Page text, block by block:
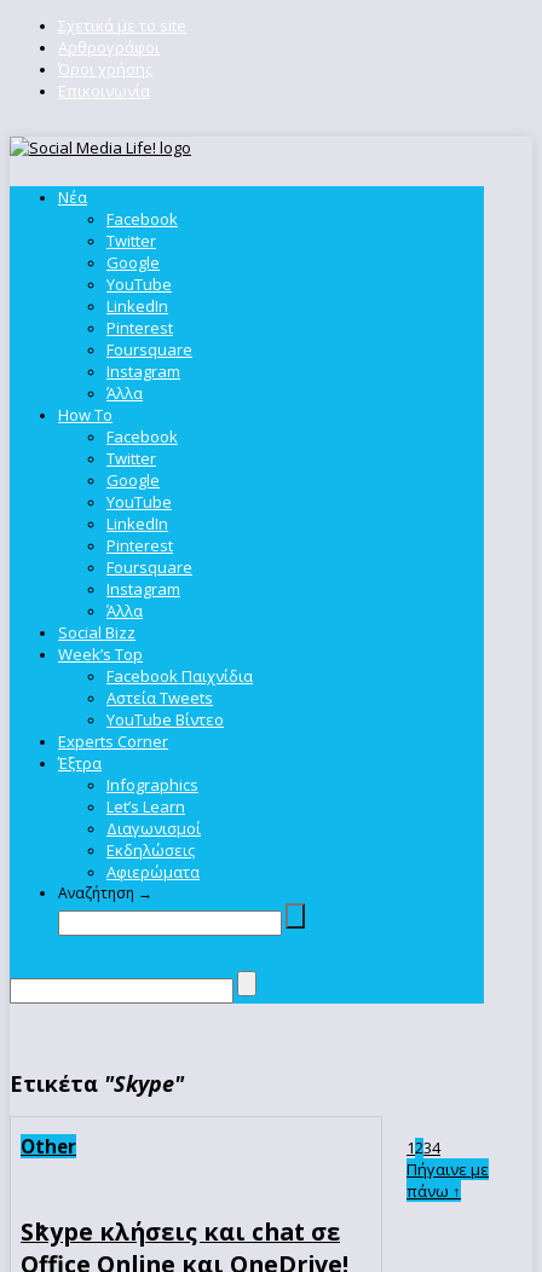
Σχετικά με το site
Αρθρογράφοι
Όροι χρήσης
Επικοινωνία
Νέα
Facebook
Twitter
Google
YouTube
LinkedIn
Pinterest
Foursquare
Instagram
Άλλα
How To
Facebook
Twitter
Google
YouTube
LinkedIn
Pinterest
Foursquare
Instagram
Άλλα
Social Bizz
Week’s Top
Facebook Παιχνίδια
Αστεία Tweets
YouTube Βίντεο
Experts Corner
Έξτρα
Infographics
Let’s Learn
Διαγωνισμοί
Εκδηλώσεις
Αφιερώματα
Αναζήτηση →
Ετικέτα "Skype"
Other
Skype κλήσεις και chat σε
Office Online και OneDrive!
1234
Πήγαινε με
πάνω ↑